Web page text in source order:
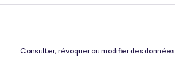
Consulter, révoquer ou modifier des données